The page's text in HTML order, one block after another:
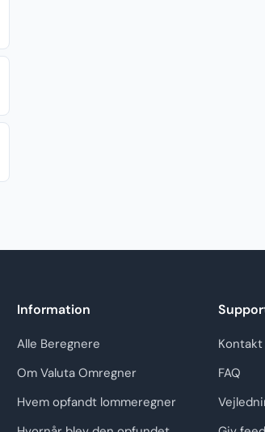
Information
Alle Beregnere
Om Valuta Omregner
Hvem opfandt lommeregner
Kontakt
FAQ